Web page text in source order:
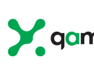
content